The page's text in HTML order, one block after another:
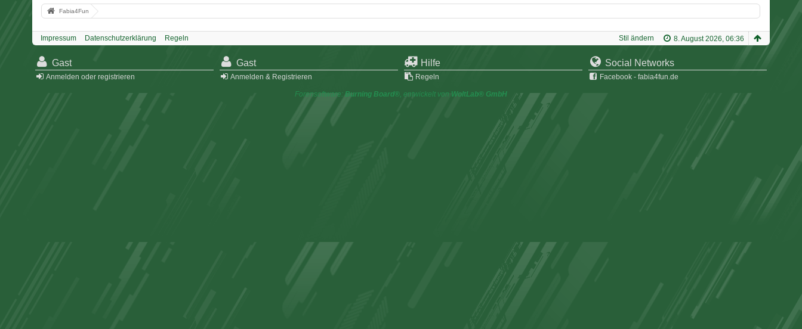
Fabia4Fun
Impressum Datenschutzerklärung Regeln 8. August 2026, 06:36
Stil ändern
Gast
Anmelden oder registrieren
Gast
Anmelden & Registrieren
Hilfe
Regeln
Social Networks
Facebook - fabia4fun.de
Forensoftware: Burning Board®, entwickelt von WoltLab® GmbH